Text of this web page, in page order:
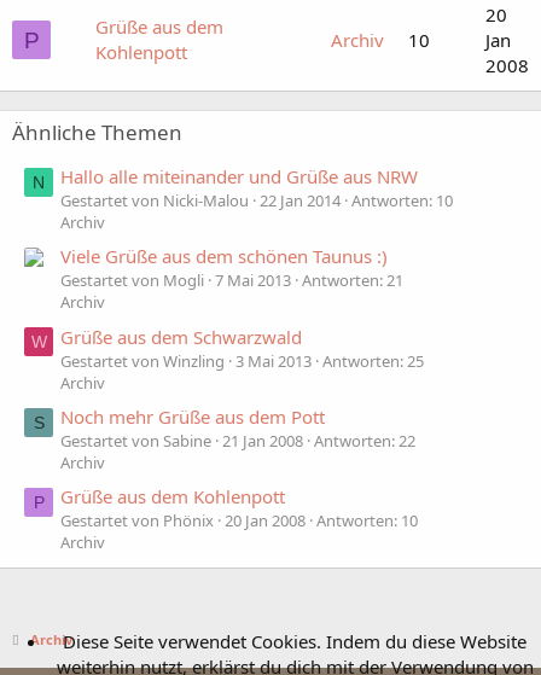
P
Grüße aus dem
Kohlenpott
Archiv 10
20
Jan
2008
Ähnliche Themen
N Hallo alle miteinander und Grüße aus NRW
Gestartet von Nicki-Malou 22 Jan 2014 Antworten: 10
Archiv
Viele Grüße aus dem schönen Taunus :)
Gestartet von Mogli 7 Mai 2013 Antworten: 21
Archiv
W Grüße aus dem Schwarzwald
Gestartet von Winzling 3 Mai 2013 Antworten: 25
Archiv
S Noch mehr Grüße aus dem Pott
Gestartet von Sabine 21 Jan 2008 Antworten: 22
Archiv
P Grüße aus dem Kohlenpott
Gestartet von Phönix 20 Jan 2008 Antworten: 10
Archiv
ArchivDiese Seite verwendet Cookies. Indem du diese Website
weiterhin nutzt, erklärst du dich mit der Verwendung von